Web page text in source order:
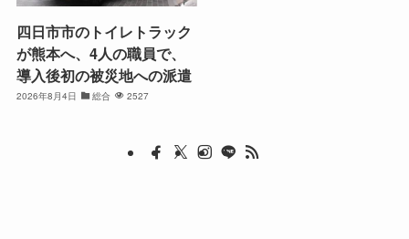
四日市市のトイレトラック
が熊本へ、4人の職員で、
導入後初の被災地への派遣
2026年8月4日 総合 2527